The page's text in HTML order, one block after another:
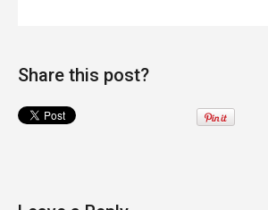
Share this post?